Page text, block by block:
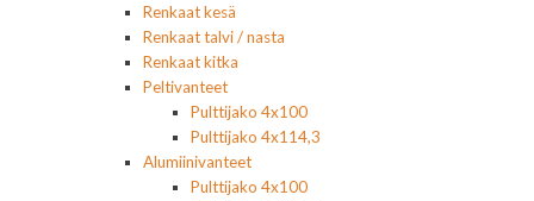
Renkaat kesä
Renkaat talvi / nasta
Renkaat kitka
Peltivanteet
Pulttijako 4x100
Pulttijako 4x114,3
Alumiinivanteet
Pulttijako 4x100